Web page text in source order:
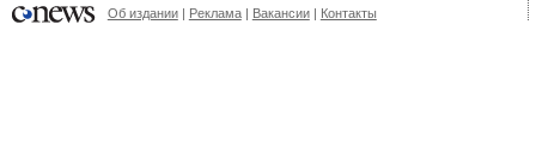
Об издании Реклама Вакансии Контакты